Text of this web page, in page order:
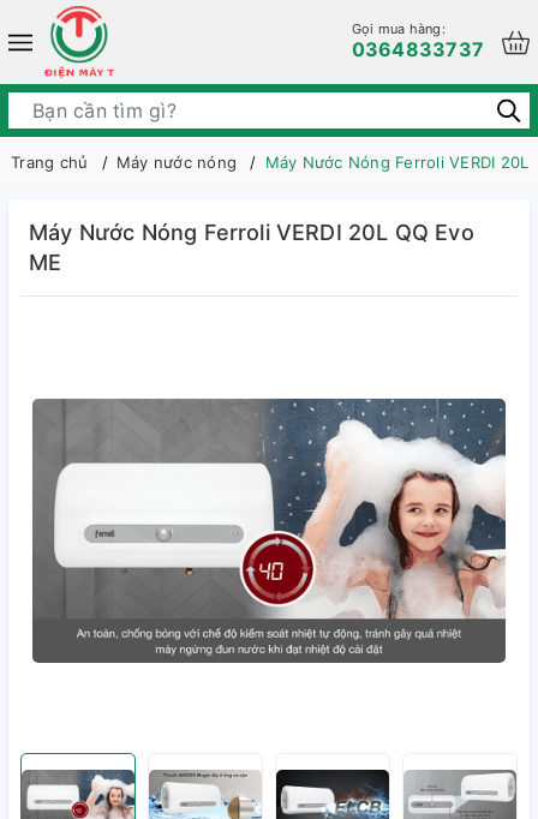
Gọi mua hàng:
0364833737
Trang chủ Máy nước nóng Máy Nước Nóng Ferroli VERDI 20L
Máy Nước Nóng Ferroli VERDI 20L QQ Evo
ME